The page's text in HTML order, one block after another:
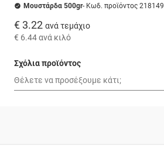
Μουστάρδα 500gr- Κωδ. προϊόντος 218149
€ 3.22 ανά τεμάχιο
€ 6.44ανά κιλό
Σχόλια προϊόντος